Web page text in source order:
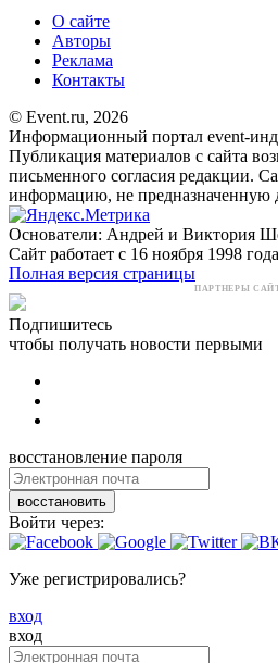
О сайте
Авторы
Реклама
Контакты
© Event.ru, 2026
Информационный портал event-
Публикация материалов с сайта
письменного согласия редакции.
информацию, не предназначенную
Основатели: Андрей и Виктория
Сайт работает с 16 ноября 1998 года
Полная версия страницы
ПАРТНЕРЫ
Подпишитесь
чтобы получать новости первыми
восстановление пароля
восстановить
Войти через:
Уже регистрировались?
вход
вход